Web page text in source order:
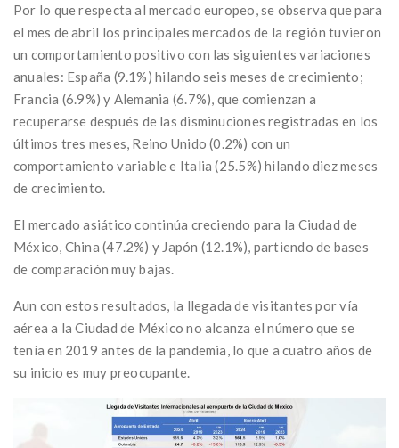
Por lo que respecta al mercado europeo, se observa que para
el mes de abril los principales mercados de la región tuvieron
un comportamiento positivo con las siguientes variaciones
anuales: España (9.1%) hilando seis meses de crecimiento;
Francia (6.9%) y Alemania (6.7%), que comienzan a
recuperarse después de las disminuciones registradas en los
últimos tres meses, Reino Unido (0.2%) con un
comportamiento variable e Italia (25.5%) hilando diez meses
de crecimiento.
El mercado asiático continúa creciendo para la Ciudad de
México, China (47.2%) y Japón (12.1%), partiendo de bases
de comparación muy bajas.
Aun con estos resultados, la llegada de visitantes por vía
aérea a la Ciudad de México no alcanza el número que se
tenía en 2019 antes de la pandemia, lo que a cuatro años de
su inicio es muy preocupante.